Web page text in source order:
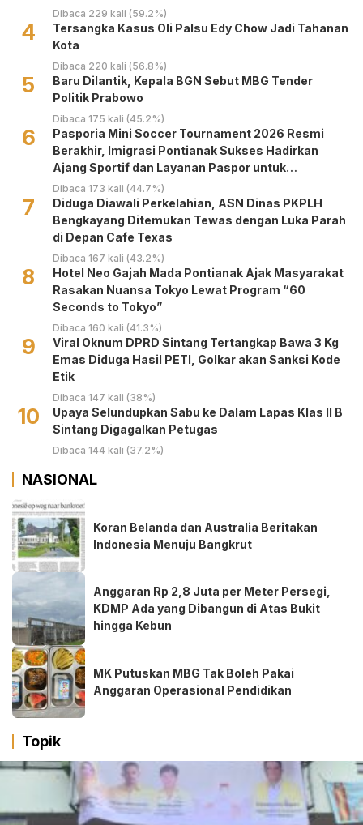
Dibaca 229 kali (59.2%)
4
Tersangka Kasus Oli Palsu Edy Chow Jadi Tahanan
Kota
Dibaca 220 kali (56.8%)
5
Baru Dilantik, Kepala BGN Sebut MBG Tender
Politik Prabowo
Dibaca 175 kali (45.2%)
6
Pasporia Mini Soccer Tournament 2026 Resmi
Berakhir, Imigrasi Pontianak Sukses Hadirkan
Ajang Sportif dan Layanan Paspor untuk
Masyarakat
Dibaca 173 kali (44.7%)
7
Diduga Diawali Perkelahian, ASN Dinas PKPLH
Bengkayang Ditemukan Tewas dengan Luka Parah
di Depan Cafe Texas
Dibaca 167 kali (43.2%)
8
Hotel Neo Gajah Mada Pontianak Ajak Masyarakat
Rasakan Nuansa Tokyo Lewat Program “60
Seconds to Tokyo”
Dibaca 160 kali (41.3%)
9
Viral Oknum DPRD Sintang Tertangkap Bawa 3 Kg
Emas Diduga Hasil PETI, Golkar akan Sanksi Kode
Etik
Dibaca 147 kali (38%)
10
Upaya Selundupkan Sabu ke Dalam Lapas Klas II B
Sintang Digagalkan Petugas
Dibaca 144 kali (37.2%)
NASIONAL
Koran Belanda dan Australia Beritakan
Indonesia Menuju Bangkrut
Anggaran Rp 2,8 Juta per Meter Persegi,
KDMP Ada yang Dibangun di Atas Bukit
hingga Kebun
MK Putuskan MBG Tak Boleh Pakai
Anggaran Operasional Pendidikan
Topik